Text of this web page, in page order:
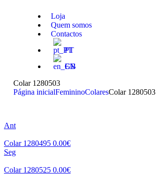
Loja
Quem somos
Contactos
PT
EN
Colar 1280503
Página inicialFemininoColaresColar 1280503
Ant
Colar 1280495 0.00€
Seg
Colar 1280525 0.00€